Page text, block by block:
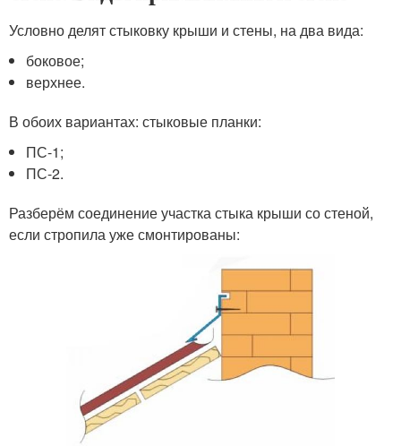
Условно делят стыковку крыши и стены, на два вида:
боковое;
верхнее.
В обоих вариантах: стыковые планки:
ПС-1;
ПС-2.
Разберём соединение участка стыка крыши со стеной,
если стропила уже смонтированы: